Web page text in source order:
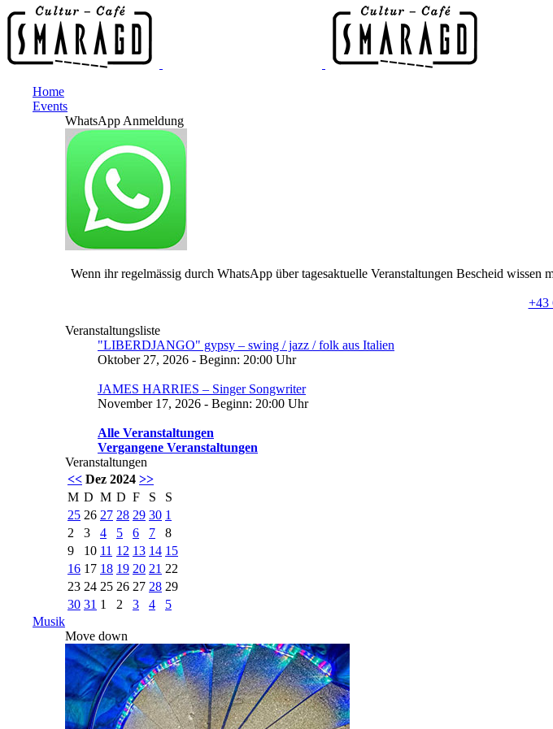
Home
Events
WhatsApp Anmeldung
Wenn ihr regelmässig durch WhatsApp über tagesaktuelle Veranstaltungen Bescheid
+43
Veranstaltungsliste
"LIBERDJANGO" gypsy – swing / jazz / folk aus Italien
Oktober 27, 2026 - Beginn: 20:00 Uhr
JAMES HARRIES – Singer Songwriter
November 17, 2026 - Beginn: 20:00 Uhr
Alle Veranstaltungen
Vergangene Veranstaltungen
Veranstaltungen
<< Dez 2024 >>
M D M D F S
S
25 26 27 28 29 30 1
2
3 4 5 6 7
8
9
10 11 12 13 14 15
16 17 18 19 20 21 22
23 24 25 26 27 28 29
30 31 1 2 3 4
5
Musik
Move down